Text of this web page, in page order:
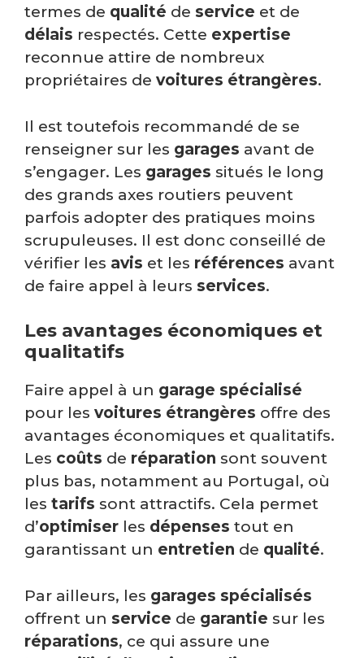
termes de qualité de service et de
délais respectés. Cette expertise
reconnue attire de nombreux
propriétaires de voitures étrangères.
Il est toutefois recommandé de se
renseigner sur les garages avant de
s’engager. Les garages situés le long
des grands axes routiers peuvent
parfois adopter des pratiques moins
scrupuleuses. Il est donc conseillé de
vérifier les avis et les références avant
de faire appel à leurs services.
Les avantages économiques et
qualitatifs
Faire appel à un garage spécialisé
pour les voitures étrangères offre des
avantages économiques et qualitatifs.
Les coûts de réparation sont souvent
plus bas, notamment au Portugal, où
les tarifs sont attractifs. Cela permet
d’optimiser les dépenses tout en
garantissant un entretien de qualité.
Par ailleurs, les garages spécialisés
offrent un service de garantie sur les
réparations, ce qui assure une